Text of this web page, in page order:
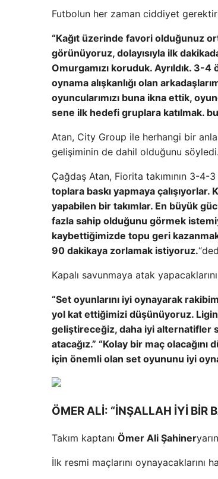
Futbolun her zaman ciddiyet
“Kağıt üzerinde favori olduğunuz
görünüyoruz, dolayısıyla ilk
Omurgamızı koruduk. Ayrıldık.
oynama alışkanlığı olan
oyuncularımızı buna ikna ettik,
sene ilk hedefi gruplara katılmak.
Atan, City Group ile herhangi bir
gelişiminin de dahil olduğunu söyledi.
Çağdaş Atan, Fiorita takımının 3-4-
toplara baskı yapmaya
yapabilen bir takımlar. En büyük
fazla sahip olduğunu görmek
kaybettiğimizde topu geri kazanmak
90 dakikaya zorlamak istiyoruz.
Kapalı savunmaya atak
“Set oyunlarını iyi oynayarak
yol kat ettiğimizi düşünüyoruz.
geliştireceğiz, daha iyi alternatifler
atacağız.” “Kolay bir maç
için önemli olan set oyununu iyi
ÖMER ALİ: “İNŞALLAH İYİ BİR
Takım kaptanı Ömer Ali Şahiner
İlk resmi maçlarını oynayacaklarını